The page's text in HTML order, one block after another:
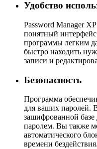
Удобство
Password Manager
понятный
программы легким
быстро находить
записи и
Безопасность
Программа
для ваших паролей.
зашифрованной
паролем. Вы также
автоматического
времени бездействия.